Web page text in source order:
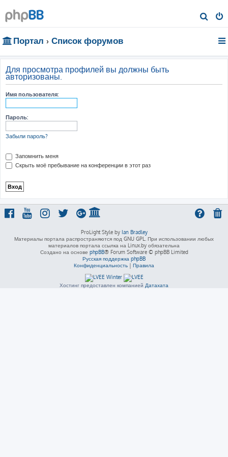
о
Портал Список форумов
Для просмотра профилей вы должны быть
авторизованы.
Имя пользователя:
Пароль:
Забыли пароль?
Запомнить меня
Скрыть моё пребывание на конференции в этот раз
ProLight Style by Ian Bradley
Материалы портала распространяются под GNU GPL. При использовании любых
материалов портала ссылка на Linux.by обязательна
Создано на основе phpBB® Forum Software © phpBB Limited
Русская поддержка phpBB
Конфиденциальность | Правила
Хостинг предоставлен компанией Датахата